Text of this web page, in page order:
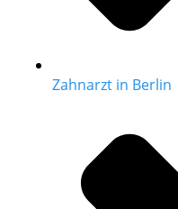
Zahnarzt in Berlin